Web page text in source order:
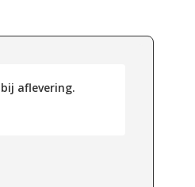
aflevering.